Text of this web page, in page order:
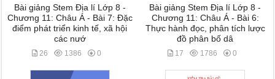
Bài giảng Stem Địa lí Lớp 8 -
Chương 11: Châu Á - Bài 7: Đặc
điểm phát triển kinh tế, xã hội
các nướ
26 1386 0
Bài giảng Stem Địa lí Lớp 8 -
Chương 11: Châu Á - Bài 6:
Thực hành đọc, phân tích lược
đồ phân bố dâ
17 1786 0